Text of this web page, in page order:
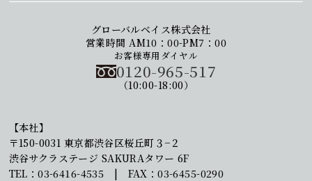
グローバルベイス株式会社
営業時間 AM10：00-PM7：00
お客様専用ダイヤル
0120-965-517
（10:00-18:00）
【本社】
〒150-0031 東京都渋谷区桜丘町３−２
渋谷サクラステージ SAKURAタワー 6F
TEL：03-6416-4535 | FAX：03-6455-0290